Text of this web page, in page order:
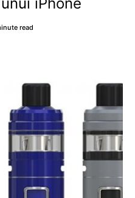
read